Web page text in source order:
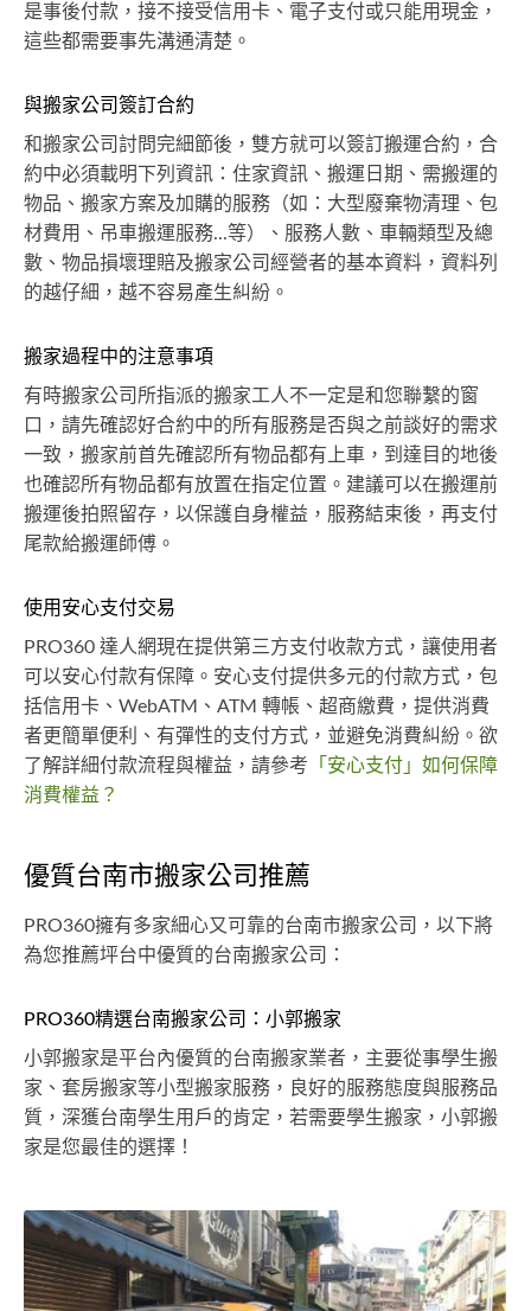
是事後付款，接不接受信用卡、電子支付或只能用現金，
這些都需要事先溝通清楚。
與搬家公司簽訂合約
和搬家公司討問完細節後，雙方就可以簽訂搬運合約，合
約中必須載明下列資訊：住家資訊、搬運日期、需搬運的
物品、搬家方案及加購的服務（如：大型廢棄物清理、包
材費用、吊車搬運服務...等）、服務人數、車輛類型及總
數、物品損壞理賠及搬家公司經營者的基本資料，資料列
的越仔細，越不容易產生糾紛。
搬家過程中的注意事項
有時搬家公司所指派的搬家工人不一定是和您聯繫的窗
口，請先確認好合約中的所有服務是否與之前談好的需求
一致，搬家前首先確認所有物品都有上車，到達目的地後
也確認所有物品都有放置在指定位置。建議可以在搬運前
搬運後拍照留存，以保護自身權益，服務結束後，再支付
尾款給搬運師傅。
使用安心支付交易
PRO360 達人網現在提供第三方支付收款方式，讓使用者
可以安心付款有保障。安心支付提供多元的付款方式，包
括信用卡、WebATM、ATM 轉帳、超商繳費，提供消費
者更簡單便利、有彈性的支付方式，並避免消費糾紛。欲
了解詳細付款流程與權益，請參考 「安心支付」如何保障
消費權益？
優質台南市搬家公司推薦
PRO360擁有多家細心又可靠的台南市搬家公司，以下將
為您推薦坪台中優質的台南搬家公司：
PRO360精選台南搬家公司：小郭搬家
小郭搬家是平台內優質的台南搬家業者，主要從事學生搬
家、套房搬家等小型搬家服務，良好的服務態度與服務品
質，深獲台南學生用戶的肯定，若需要學生搬家，小郭搬
家是您最佳的選擇！